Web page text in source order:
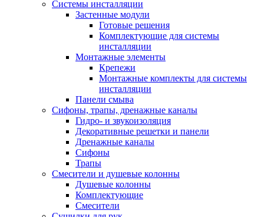
Системы инсталляции
Застенные модули
Готовые решения
Комплектующие для системы
инсталляции
Монтажные элементы
Крепежи
Монтажные комплекты для системы
инсталляции
Панели смыва
Сифоны, трапы, дренажные каналы
Гидро- и звукоизоляция
Декоративные решетки и панели
Дренажные каналы
Сифоны
Трапы
Смесители и душевые колонны
Душевые колонны
Комплектующие
Смесители